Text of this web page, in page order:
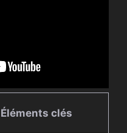
Éléments clés